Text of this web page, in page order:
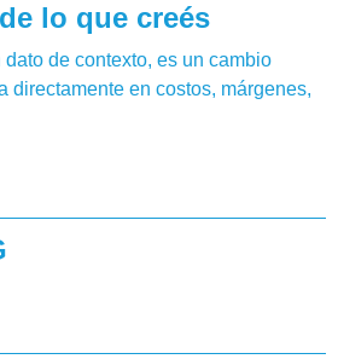
lo que creés
de contexto, es un cambio
directamente en costos, márgenes,